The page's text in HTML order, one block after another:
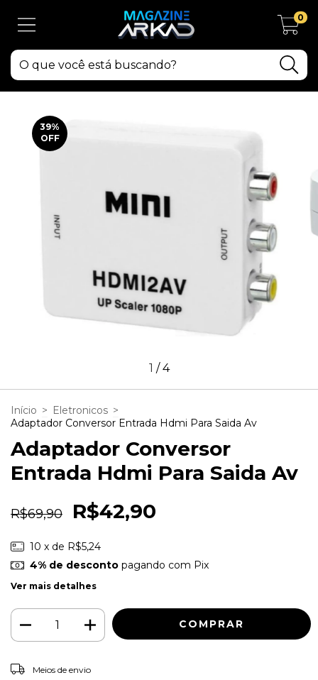
0
39%
OFF
1 /4
Início > Eletronicos >
Adaptador Conversor Entrada Hdmi Para Saida Av
Adaptador Conversor
Entrada Hdmi Para Saida Av
R$69,90 R$42,90
10 x de R$5,24
4% de descontopagando com Pix
Ver mais detalhes
Entregas para o CEP:
Meios de envio